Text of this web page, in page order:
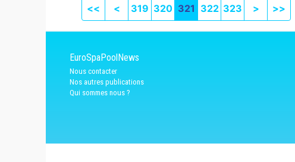
<< First page
<Previous
319 320 321 322 323 >Next
>>
EuroSpaPoolNews
Nous contacter
Nos autres publications
Qui sommes nous ?